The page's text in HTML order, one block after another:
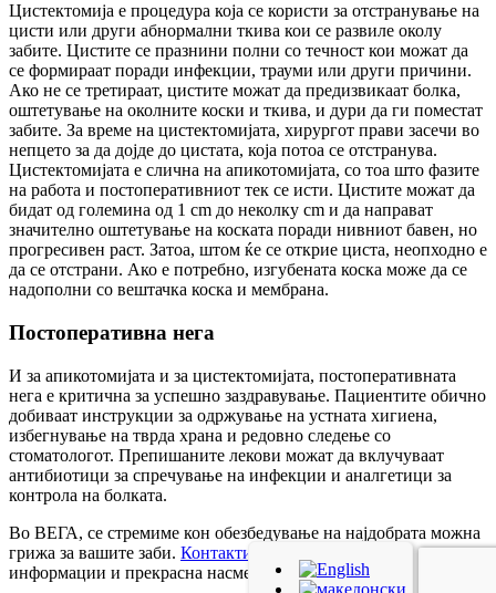
Цистектомија е процедура која се користи за отстранување на
цисти или други абнормални ткива кои се развиле околу
забите. Цистите се празнини полни со течност кои можат да
се формираат поради инфекции, трауми или други причини.
Ако не се третираат, цистите можат да предизвикаат болка,
оштетување на околните коски и ткива, и дури да ги поместат
забите. За време на цистектомијата, хирургот прави засечи во
непцето за да дојде до цистата, која потоа се отстранува.
Цистектомијата е слична на апикотомијата, со тоа што фазите
на работа и постоперативниот тек се исти. Цистите можат да
бидат од големина од 1 cm до неколку cm и да направат
значително оштетување на коската поради нивниот бавен, но
прогресивен раст. Затоа, штом ќе се открие циста, неопходно е
да се отстрани. Ако е потребно, изгубената коска може да се
надополни со вештачка коска и мембрана.
Постоперативна нега
И за апикотомијата и за цистектомијата, постоперативната
нега е критична за успешно заздравување. Пациентите обично
добиваат инструкции за одржување на устната хигиена,
избегнување на тврда храна и редовно следење со
стоматологот. Препишаните лекови можат да вклучуваат
антибиотици за спречување на инфекции и аналгетици за
контрола на болката.
Во ВЕГА, се стремиме кон обезбедување на најдобрата можна
грижа за вашите заби. Контактирајте нè
информации и прекрасна насмевка!